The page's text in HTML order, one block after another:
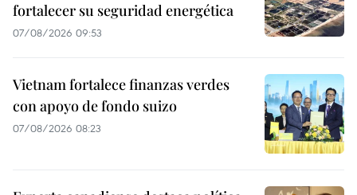
fortalecer su seguridad energética
07/08/2026 09:53
Vietnam fortalece finanzas verdes
con apoyo de fondo suizo
07/08/2026 08:23